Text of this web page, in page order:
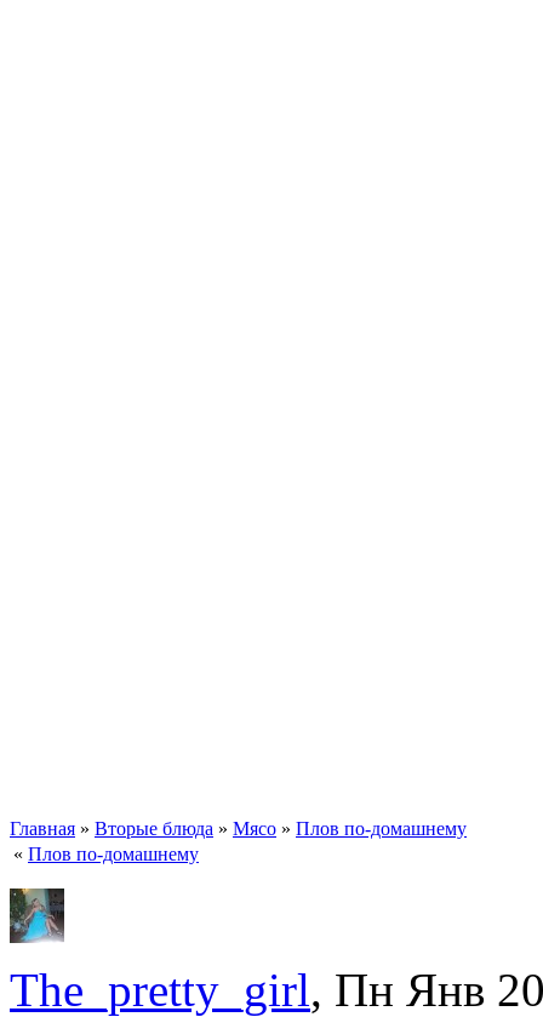
Главная » Вторые блюда » Мясо » Плов по-домашнему
« Плов по-домашнему
The_pretty_girl, Пн Янв